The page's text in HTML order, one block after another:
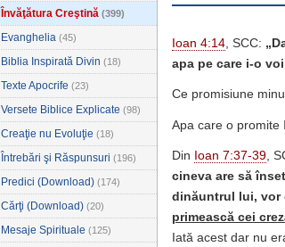
Învăţătura Creştină (399)
Evanghelia (45)
Biblia Inspirată Divin (18)
Texte Apocrife (23)
Versete Biblice Explicate (98)
Creaţie nu Evoluţie (18)
Întrebări şi Răspunsuri (196)
Predici (Download) (174)
Cărţi (Download) (20)
Mesaje Spirituale (125)
Ioan 4:14, SCC:
apa pe care i-o
Ce promisiune
Apa care o promite
Din Ioan 7:37-39,
cineva are să
dinăuntrul lui, vor
primească cei
Iată acest dar nu